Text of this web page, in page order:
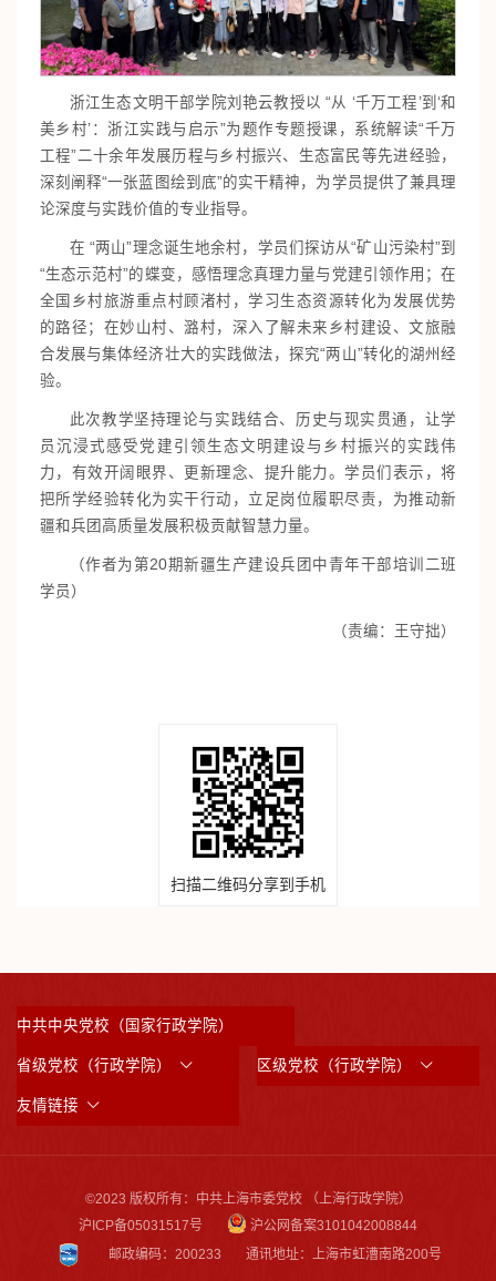
浙江生态文明干部学院刘艳云教授以 “从 ‘千万工程’到‘和
美乡村’：浙江实践与启示”为题作专题授课，系统解读“千万
工程”二十余年发展历程与乡村振兴、生态富民等先进经验，
深刻阐释“一张蓝图绘到底”的实干精神，为学员提供了兼具理
论深度与实践价值的专业指导。
在 “两山”理念诞生地余村， 学员们 探访从“矿山污染村”到
“生态示范村”的蝶变，感悟理念真理力量与党建引领作用；在
全国乡村旅游重点村顾渚村，学习生态资源转化为发展优势
的路径；在妙山村、潞村，深入了解未来乡村建设、文旅融
合发展与集体经济壮大的实践做法，探究“两山”转化的湖州经
验。
此次教学坚持理论与实践结合、历史与现实贯通，让学
员沉浸式感受党建引领生态文明建设与乡村振兴的实践伟
力，有效开阔眼界、更新理念、提升能力。学员们表示，将
把所学经验转化为实干行动，立足岗位履职尽责，为推动新
疆和兵团高质量发展积极贡献智慧力量。
（作者为第20期新疆生产建设兵团中青年干部培训二班
学员）
（责编：王守拙）
扫描二维码分享到手机
中共中央党校（国家行政学院）
省级党校（行政学院） 区级党校（行政学院）
友情链接
©2023 版权所有：中共上海市委党校 （上海行政学院）
沪ICP备05031517号
沪公网备案3101042008844
邮政编码：200233
通讯地址：上海市虹漕南路200号